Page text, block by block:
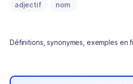
adjectif nom
Définitions, synonymes, exemples en